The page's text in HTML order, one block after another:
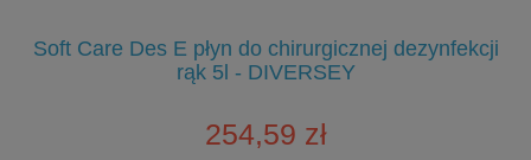
Soft Care Des E płyn do chirurgicznej dezynfekcji
rąk 5l - DIVERSEY
254,59 zł